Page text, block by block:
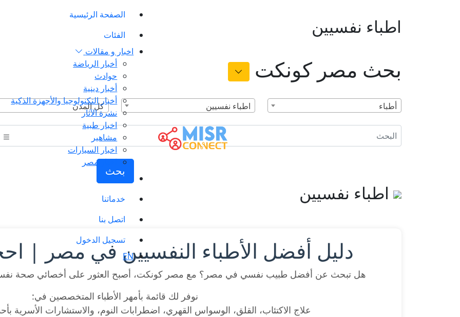
الصفحة الرئيسية
الفئات
اخبار و مقالات
أخبار الرياضة
حوادث
أخبار دينية
أخبار التكنولوجيا والأجهزة الذكية
نشرة الآثار
اخبار طبية
مشاهير
اخبار السيارات
اخبار مصر
من نحن
خدماتنا
اتصل بنا
تسجيل الدخول
EN
اطباء نفسيين
بحث مصر كونكت
أطباء اطباء نفسيين كل المدن
بحث
اطباء نفسيين
دليل أفضل الأطباء النفسيين في مصر |
هل تبحث عن أفضل طبيب نفسي في مصر؟ مع مصر كونكت، أصبح العثور على أخصائي صحة
نوفر لك قائمة بأمهر الأطباء المتخصصين في:
علاج الاكتئاب، القلق، الوسواس القهري، اضطرابات النوم، والاستشارات الأسرية